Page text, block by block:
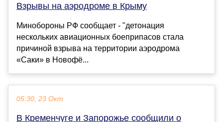
Взрывы на аэродроме в Крыму
Минобороны РФ сообщает - "детонация
нескольких авиационных боеприпасов стала
причиной взрыва на территории аэродрома
«Саки» в Новофё...
05:30, 23 Окт
В Кременчуге и Запорожье сообщили о